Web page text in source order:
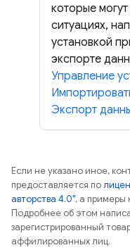
которые
ситуациях,
установкой
экспорте
Управление
Экспорт
Если не указано иное,
предоставляется по
авторства 4.0", а примеры
Подробнее об этом
зарегистрированный
аффилированных лиц.